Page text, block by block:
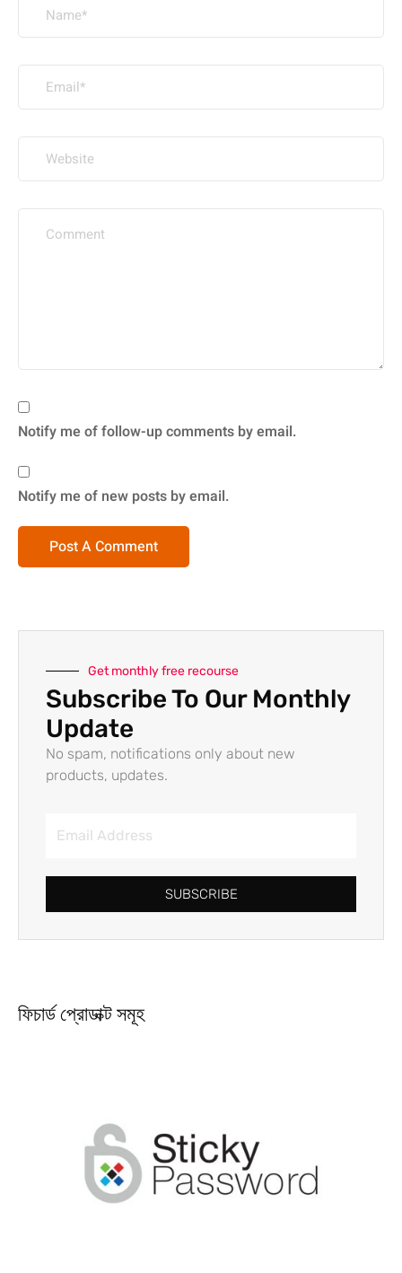
Notify me of follow-up comments by email.
Notify me of new posts by email.
Get monthly free recourse
Subscribe To Our Monthly
Update
No spam, notifications only about new
products, updates.
SUBSCRIBE
ফিচার্ড প্রোডাক্ট সমূহ